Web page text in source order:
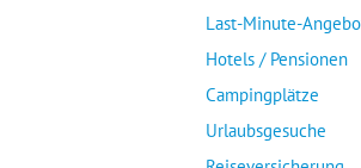
Last-Minute-
Hotels / Pensionen
Campingplätze
Urlaubsgesuche